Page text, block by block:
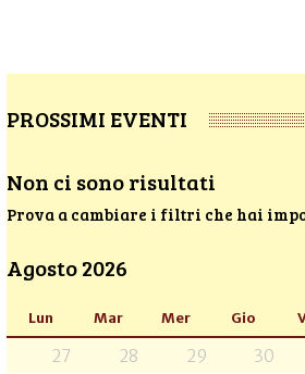
PROSSIMI EVENTI
Non ci sono risultati
Prova a cambiare i filtri che hai
Agosto 2026
Lun Mar Mer Gio
27 28 29 30